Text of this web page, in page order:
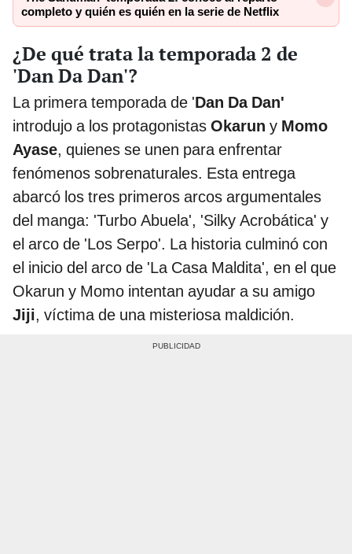
completo y quién es quién en la serie de Netflix
¿De qué trata la temporada 2 de
'Dan Da Dan'?
La primera temporada de 'Dan Da Dan'
introdujo a los protagonistas Okarun y Momo
Ayase, quienes se unen para enfrentar
fenómenos sobrenaturales. Esta entrega
abarcó los tres primeros arcos argumentales
del manga: 'Turbo Abuela', 'Silky Acrobática' y
el arco de 'Los Serpo'. La historia culminó con
el inicio del arco de 'La Casa Maldita', en el que
Okarun y Momo intentan ayudar a su amigo
Jiji, víctima de una misteriosa maldición.